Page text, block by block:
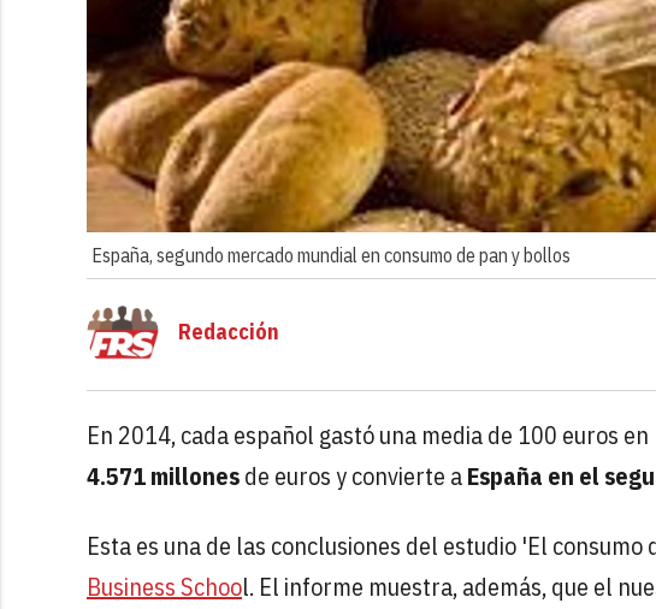
España, segundo mercado mundial en consumo de pan y bollos
Redacción
En 2014, cada español gastó una media de 100 euros
4.571 millonesde euros y convierte aEspaña en el
Esta es una de las conclusiones del estudio 'El
Business School. El informe muestra, además, que el